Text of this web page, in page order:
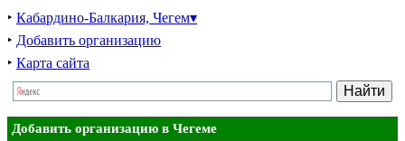
‣ Кабардино-Балкария, Чегем▾
‣ Добавить организацию
‣ Карта сайта
Добавить организацию в Чегеме